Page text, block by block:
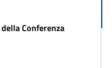
Conferenza